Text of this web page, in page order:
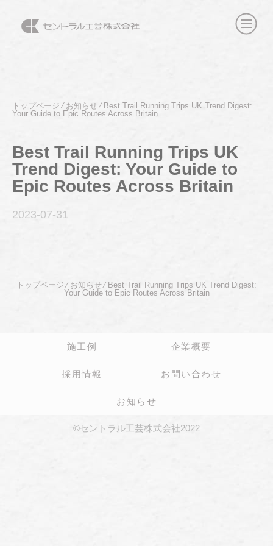
トップページ⁄ お知らせ⁄ Best Trail Running Trips UK Trend Digest:
Your Guide to Epic Routes Across Britain
Best Trail Running Trips UK
Trend Digest: Your Guide to
Epic Routes Across Britain
2023-07-31
トップページ ⁄ お知らせ⁄ Best Trail Running Trips UK Trend Digest:
Your Guide to Epic Routes Across Britain
施工例 企業概要
採用情報 お問い合わせ
お知らせ
©セントラル工芸株式会社2022